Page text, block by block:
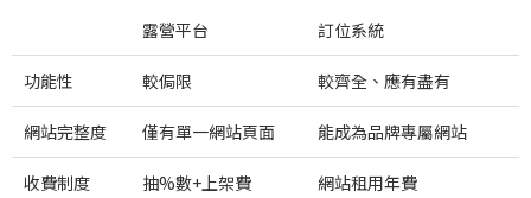
露營平台 訂位系統
功能性 較侷限 較齊全、應有盡有
網站完整度 僅有單一網站頁面 能成為品牌專屬網站
收費制度 抽%數+上架費 網站租用年費